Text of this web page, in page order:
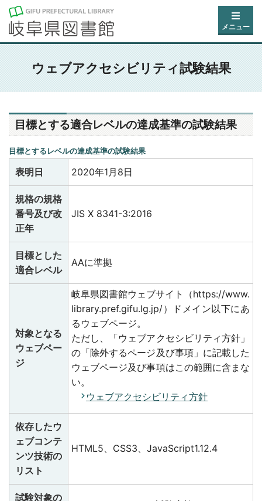
メニュー
ウェブアクセシビリティ試験結果
目標とする適合レベルの達成基準の試験結果
目標とするレベルの達成基準の試験結果
表明日 2020年1月8日
規格の規格
番号及び改
正年
JIS X 8341-3:2016
目標とした
適合レベル
AAに準拠
対象となる
ウェブペー
ジ
岐阜県図書館ウェブサイト（https://www.
library.pref.gifu.lg.jp/）ドメイン以下にあ
るウェブページ。
ただし、「ウェブアクセシビリティ方針」
の「除外するページ及び事項」に記載した
ウェブページ及び事項はこの範囲に含まな
い。
ウェブアクセシビリティ方針
依存したウ
ェブコンテ
ンツ技術の
リスト
HTML5、CSS3、JavaScript1.12.4
試験対象の